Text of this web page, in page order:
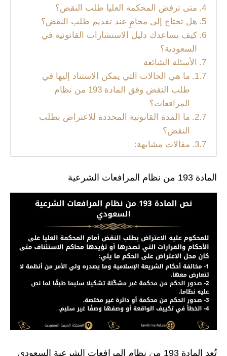
متى ترفض المحكمة العليا طلب النقض؟
هل تحتاج إلى محامٍ عند تقديم طلب النقض؟
كيف يساعدك دليل الاستشارات القانونية في
السعودية؟
الأسئلة الشائعة
ما هي الحالات التي يمكن الاستناد إليها في
طلب النقض وفق المادة 193 من نظام
المرافعات؟
ما المدة القانونية المحددة للاعتراض بطلب
النقض؟
مقالات مشابهة:
المادة 193 من نظام المرافعات الشرعية
تُعد المادة 193 من نظام المرافعات الشرعية السعودي